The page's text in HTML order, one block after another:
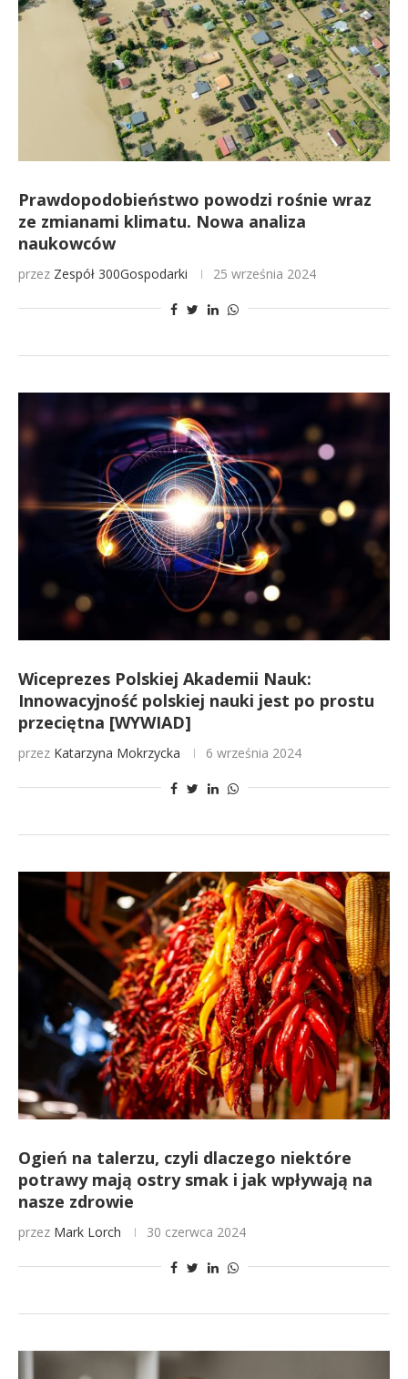
Prawdopodobieństwo powodzi rośnie wraz
ze zmianami klimatu. Nowa analiza
naukowców
przez Zespół 300Gospodarki 25 września 2024
Wiceprezes Polskiej Akademii Nauk:
Innowacyjność polskiej nauki jest po prostu
przeciętna [WYWIAD]
przez Katarzyna Mokrzycka 6 września 2024
Ogień na talerzu, czyli dlaczego niektóre
potrawy mają ostry smak i jak wpływają na
nasze zdrowie
przez Mark Lorch 30 czerwca 2024